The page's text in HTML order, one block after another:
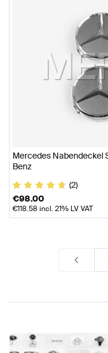
Mercedes Nabendeckel
Benz
(2)
€98.00
€118.58 incl. 21% LV VAT